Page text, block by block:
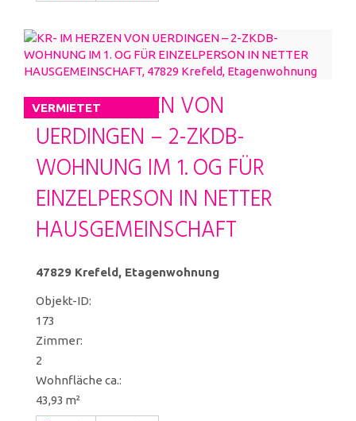
VERMIETET
KR- IM HERZEN VON
UERDINGEN – 2-ZKDB-
WOHNUNG IM 1. OG FÜR
EINZELPERSON IN NETTER
HAUSGEMEINSCHAFT
47829 Krefeld, Etagenwohnung
Objekt-ID:
173
Zimmer:
2
Wohnfläche ca.:
43,93 m²